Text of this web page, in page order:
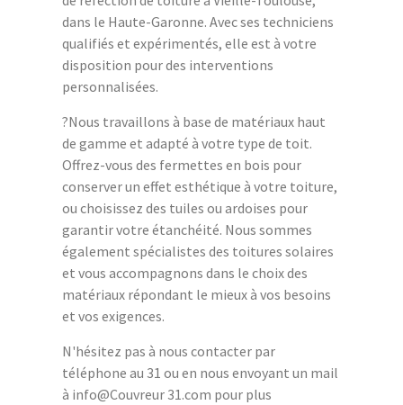
dans le Haute-Garonne. Avec ses techniciens
qualifiés et expérimentés, elle est à votre
disposition pour des interventions
personnalisées.
?Nous travaillons à base de matériaux haut
de gamme et adapté à votre type de toit.
Offrez-vous des fermettes en bois pour
conserver un effet esthétique à votre toiture,
ou choisissez des tuiles ou ardoises pour
garantir votre étanchéité. Nous sommes
également spécialistes des toitures solaires
et vous accompagnons dans le choix des
matériaux répondant le mieux à vos besoins
et vos exigences.
N'hésitez pas à nous contacter par
téléphone au 31 ou en nous envoyant un mail
à info@Couvreur 31.com pour plus